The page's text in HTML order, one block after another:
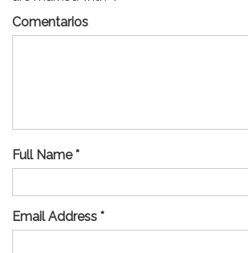
Comentarios
Full Name *
Email Address *